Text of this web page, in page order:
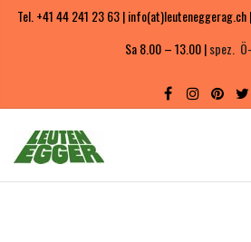
Tel. +41 44 241 23 63 |
Sa 8.00 – 13.00 |spez.